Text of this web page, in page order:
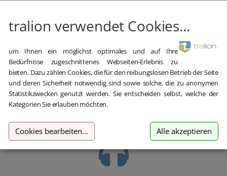
Hilfe bei der Installation
Wir bieten Ihnen bei der Erstinstallation kostenlose Hilfe über
Teamviewer an.
tralion verwendet Cookies...
um Ihnen ein möglichst optimales und auf Ihre
Bedürfnisse zugeschnittenes Webseiten-Erlebnis zu
bieten. Dazu zählen Cookies, die für den reibungslosen Betrieb der Seite
und deren Sicherheit notwendig sind sowie solche, die zu anonymen
Statistikzwecken genutzt werden. Sie entscheiden selbst, welche der
Kategorien Sie erlauben möchten.
Cookies bearbeiten... Alle akzeptieren